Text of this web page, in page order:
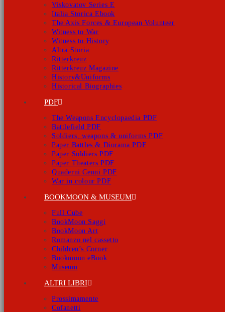
Viskovatov Series E
Italia Storica Ebook
The Axis Forces & European Volunteer
Witness to War
Witness to History
Altra Storia
Ritterkreuz
Ritterkreuz Magazine
History&Uniforms
Historical Biographies
PDF
The Weapons Encyclopaedia PDF
Battlefield PDF
Soldiers, weapons & uniforms PDF
Paper Battles & Diorama PDF
Paper Soldiers PDF
Paper Theaters PDF
Quaderni Cenni PDF
War in colour PDF
BOOKMOON & MUSEUM
Full Cube
BookMoon Saggi
BookMoon Art
Romanzo nel cassetto
Children’s Corner
Bookmoon eBook
Museum
ALTRI LIBRI
Prossimamente
Cofanetti